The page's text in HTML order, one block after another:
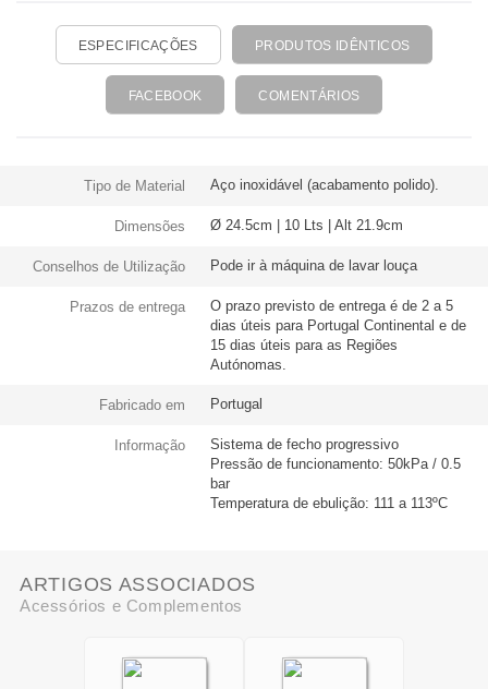
ESPECIFICAÇÕES PRODUTOS IDÊNTICOS
FACEBOOK COMENTÁRIOS
Tipo de Material Aço inoxidável (acabamento polido).
Dimensões Ø 24.5cm | 10 Lts | Alt 21.9cm
Conselhos de Utilização Pode ir à máquina de lavar louça
Prazos de entrega
O prazo previsto de entrega é de 2 a 5
dias úteis para Portugal Continental e de
15 dias úteis para as Regiões
Autónomas.
Fabricado em Portugal
Informação
Sistema de fecho progressivo
Pressão de funcionamento: 50kPa / 0.5
bar
Temperatura de ebulição: 111 a 113ºC
ARTIGOS ASSOCIADOS
Acessórios e Complementos